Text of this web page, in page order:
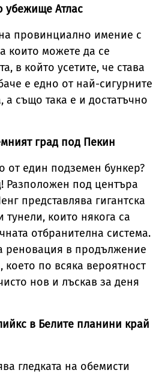
убежище Атлас
провинциално имение с
които можете да се
в който усетите, че става
е едно от най-сигурните
а също така е и достатъчно
град под Пекин
от един подземен бункер?
Разположен под центъра
представлява гигантска
които някога са
отбранителна система.
реновация в продължение
което по всяка вероятност
нов и лъскав за деня
в Белите планини край
гледката на обемисти